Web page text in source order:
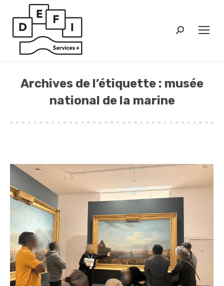
Search:
Archives de l’étiquette : musée
national de la marine